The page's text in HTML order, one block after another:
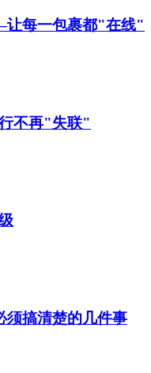
每一包裹都"在线"
不再"失联"
须搞清楚的几件事